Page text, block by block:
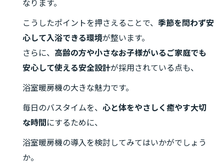
なります。
こうしたポイントを押さえることで、 季節を問わず安
心して入浴できる環境が整います。
さらに、 高齢の方や小さなお子様がいるご家庭でも
安心して使える安全設計が採用されている点も、
浴室暖房機の大きな魅力です。
毎日のバスタイムを、 心と体をやさしく癒やす大切
な時間にするために、
浴室暖房機の導入を検討してみてはいかがでしょう
か。